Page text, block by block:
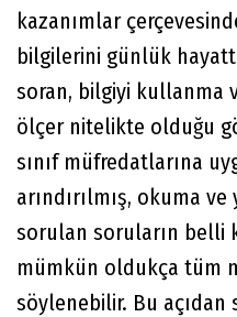
kazanımlar
bilgilerini günlük
soran, bilgiyi kullanma
ölçer nitelikte olduğu
sınıf müfredatlarına
arındırılmış, okuma
sorulan soruların belli
mümkün oldukça tüm
söylenebilir. Bu açıdan